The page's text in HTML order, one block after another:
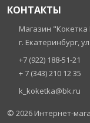
КОНТАКТЫ
Магазин "Кокетка
г. Екатеринбург,
+7 (922) 188-51-21
+ 7 (343) 210 12 35
k_koketka@bk.ru
© 2026 Интернет-